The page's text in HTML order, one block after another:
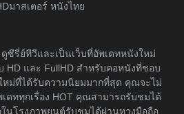
มาสเตอร์ หนังไทย
ซีรี่ย์ทีวีและเป็นเว็บที่อัพเดทหนังใหม่
HD และ FullHD สำหรับคอหนังที่ชอบ
หม่ที่ได้รับความนิยมมากที่สุด คุณจะไม่
ดททุกเรื่อง HOT คุณสามารถรับชมได้
นโรงภาพยนต์รับชมได้ผ่านทางมือถือ